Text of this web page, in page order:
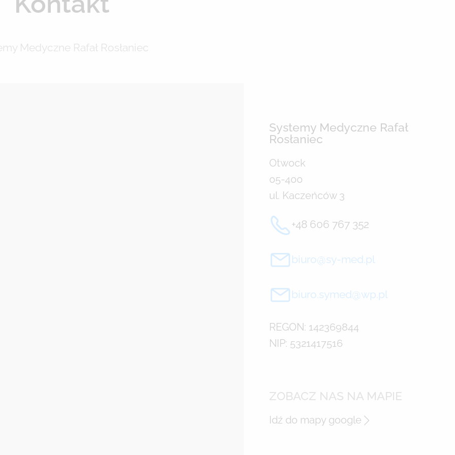
Medyczne Rafał Rosłaniec
Systemy Medyczne Rafał
Rosłaniec
Otwock
05-400
ul. Kaczeńców 3
+48 606 767 352
biuro@sy-med.pl
biuro.symed@wp.pl
REGON: 142369844
NIP: 5321417516
ZOBACZ NAS NA MAPIE
Idź do mapy google